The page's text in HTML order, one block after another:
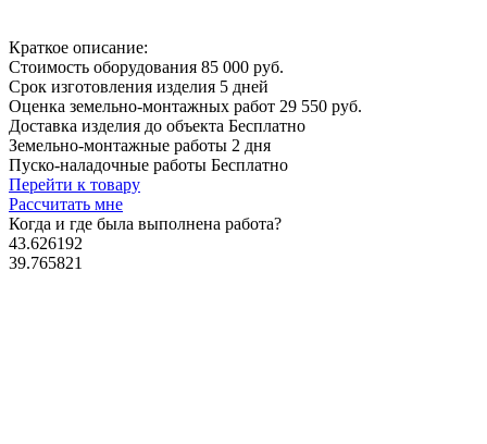
Краткое описание:
Стоимость оборудования 85 000 руб.
Срок изготовления изделия 5 дней
Оценка земельно-монтажных работ 29 550 руб.
Доставка изделия до объекта Бесплатно
Земельно-монтажные работы 2 дня
Пуско-наладочные работы Бесплатно
Перейти к товару
Рассчитать мне
Когда и где была выполнена работа?
43.626192
39.765821